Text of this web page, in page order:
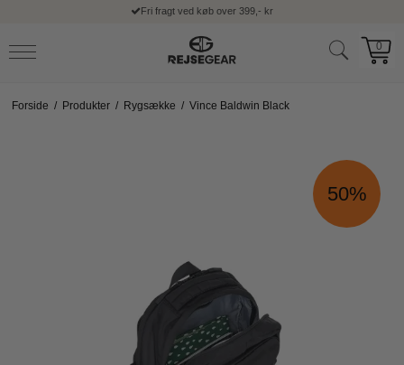
Fri fragt ved køb over 399,- kr
0
Forside / Produkter / Rygsække / Vince Baldwin Black
50%